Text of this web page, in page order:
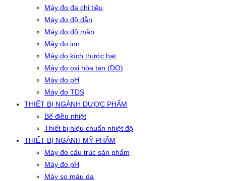
Máy đo đa chỉ tiêu
Máy đo độ dẫn
Máy đo độ mặn
Máy đo ion
Máy đo kích thước hạt
Máy đo oxi hòa tan (DO)
Máy đo pH
Máy đo TDS
THIẾT BỊ NGÀNH DƯỢC PHẨM
Bể điều nhiệt
Thiết bị hiệu chuẩn nhiệt độ
THIẾT BỊ NGÀNH MỸ PHẨM
Máy đo cấu trúc sản phẩm
Máy đo pH
Máy so màu da